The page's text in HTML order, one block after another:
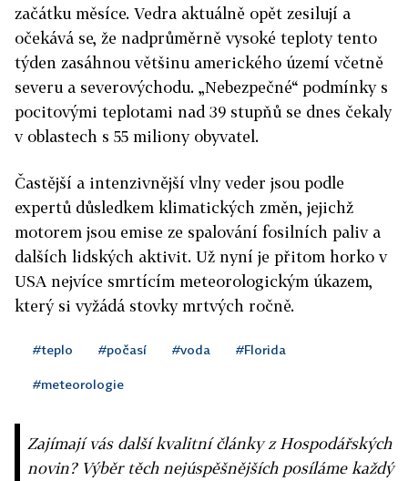
začátku měsíce. Vedra aktuálně opět zesilují a
očekává se, že nadprůměrně vysoké teploty tento
týden zasáhnou většinu amerického území včetně
severu a severovýchodu. „Nebezpečné“ podmínky s
pocitovými teplotami nad 39 stupňů se dnes čekaly
v oblastech s 55 miliony obyvatel.
Častější a intenzivnější vlny veder jsou podle
expertů důsledkem klimatických změn, jejichž
motorem jsou emise ze spalování fosilních paliv a
dalších lidských aktivit. Už nyní je přitom horko v
USA nejvíce smrtícím meteorologickým úkazem,
který si vyžádá stovky mrtvých ročně.
#teplo #počasí #voda #Florida
#meteorologie
Zajímají vás další kvalitní články z Hospodářských
novin? Výběr těch nejúspěšnějších posíláme každý